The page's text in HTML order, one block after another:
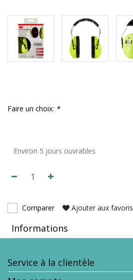
Faire un choix: *
Environ 5 jours ouvrables
Comparer Ajouter aux favoris
Informations
Service à la clientèle